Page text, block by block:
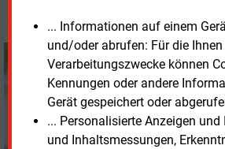
... Informationen auf einem
und/oder abrufen: Für die
Verarbeitungszwecke können
Kennungen oder andere
Gerät gespeichert oder
... Personalisierte Anzeigen und
und Inhaltsmessungen,